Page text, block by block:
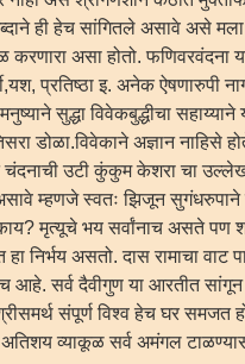
ही हेच सांगितले असावे असे
करणारा असा होतो.
प्रतिष्ठा इ. अनेक
सुद्धा विवेकबुद्धीचा
डोळा.विवेकाने अज्ञान नाहिसे
उटी कुंकुम केशरा चा
म्हणजे स्वतः झिजून सुगंधरुपाने
काय? मृत्यूचे भय सर्वांनाच असते पण
निर्भय असतो. दास रामाचा वाट
आहे. सर्व दैवीगुण या आरतीत
संपूर्ण विश्व हेच घर समजत
व्याकूळ सर्व अमंगल